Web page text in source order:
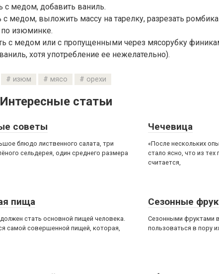
с медом, добавить ваниль.
медом, выложить массу на тарелку, разрезать
изюминке.
с медом или с пропущенными через мясорубку
хотя употребление ее нежелательно).
изюм мясо орехи
Интересные статьи
советы
блюдо лиственного салата, три
сельдерея, один среднего размера
Чечевица
«После нескольких
стало ясно, что из
считается,
пища
стать основной пищей человека.
самой совершенной пищей, которая,
Сезонные
Сезонными фруктами
пользоваться в пору